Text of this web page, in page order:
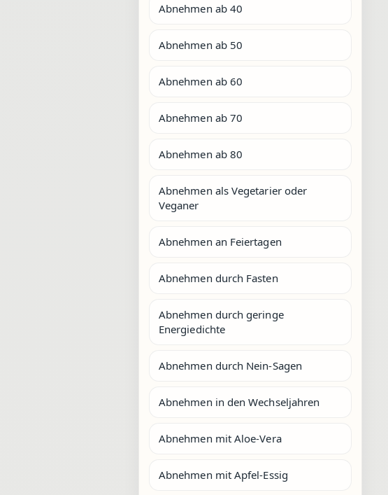
Abnehmen ab 40
Abnehmen ab 50
Abnehmen ab 60
Abnehmen ab 70
Abnehmen ab 80
Abnehmen als Vegetarier oder
Veganer
Abnehmen an Feiertagen
Abnehmen durch Fasten
Abnehmen durch geringe
Energiedichte
Abnehmen durch Nein-Sagen
Abnehmen in den Wechseljahren
Abnehmen mit Aloe-Vera
Abnehmen mit Apfel-Essig